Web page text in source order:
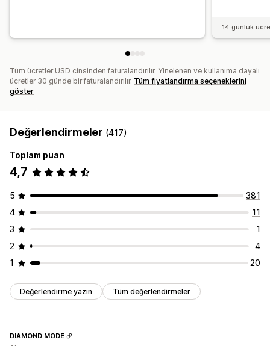
14 günlük
Tüm ücretler USD cinsinden faturalandırılır. Yinelenen ve kullanıma dayalı
ücretler 30 günde bir faturalandırılır. Tüm fiyatlandırma seçeneklerini
göster
Değerlendirmeler (417)
Toplam puan
4,7
5
381
4
11
3
1
2
4
1
20
Değerlendirme yazın Tüm değerlendirmeler
DIAMOND MODE